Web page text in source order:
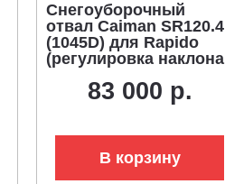
Снегоуборочный
отвал Caiman SR120.4
(1045D) для Rapido
(регулировка наклона
требуется держатель
83 000 р.
В корзину